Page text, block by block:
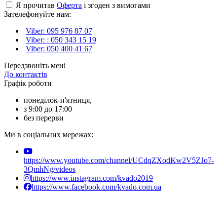
Я прочитав Оферта і згоден з вимогами
Зателефонуйте нам:
Viber: 095 976 87 07
Viber: : 050 343 15 19‬
Viber: 050 400 41 67
Передзвоніть мені
До контактів
Графік роботи
понеділок-п'ятниця,
з 9:00 до 17:00
без перерви
Ми в соціальних мережах:
https://www.youtube.com/channel/UCdqZXodKw2V5ZJo7-
3QmhNg/videos
https://www.instagram.com/kvado2019
https://www.facebook.com/kvado.com.ua